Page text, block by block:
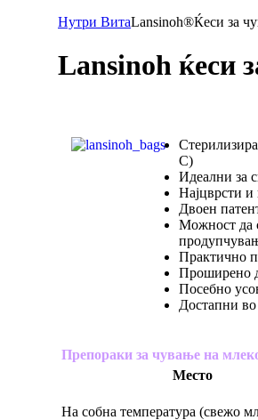
Нутри ВитаLansinoh®Ќеси за
Lansinoh ќеси
С)
Идеални за
Најцврсти и
Двоен
Можност да
Практично
Проширено
Посебно
Достапни
Препораки за чување на
Место
На собна температура (свежо